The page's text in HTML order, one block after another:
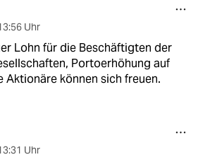
Uhr
Lohn für die Beschäftigten der
Portoerhöhung auf
Aktionäre können sich freuen.
Uhr